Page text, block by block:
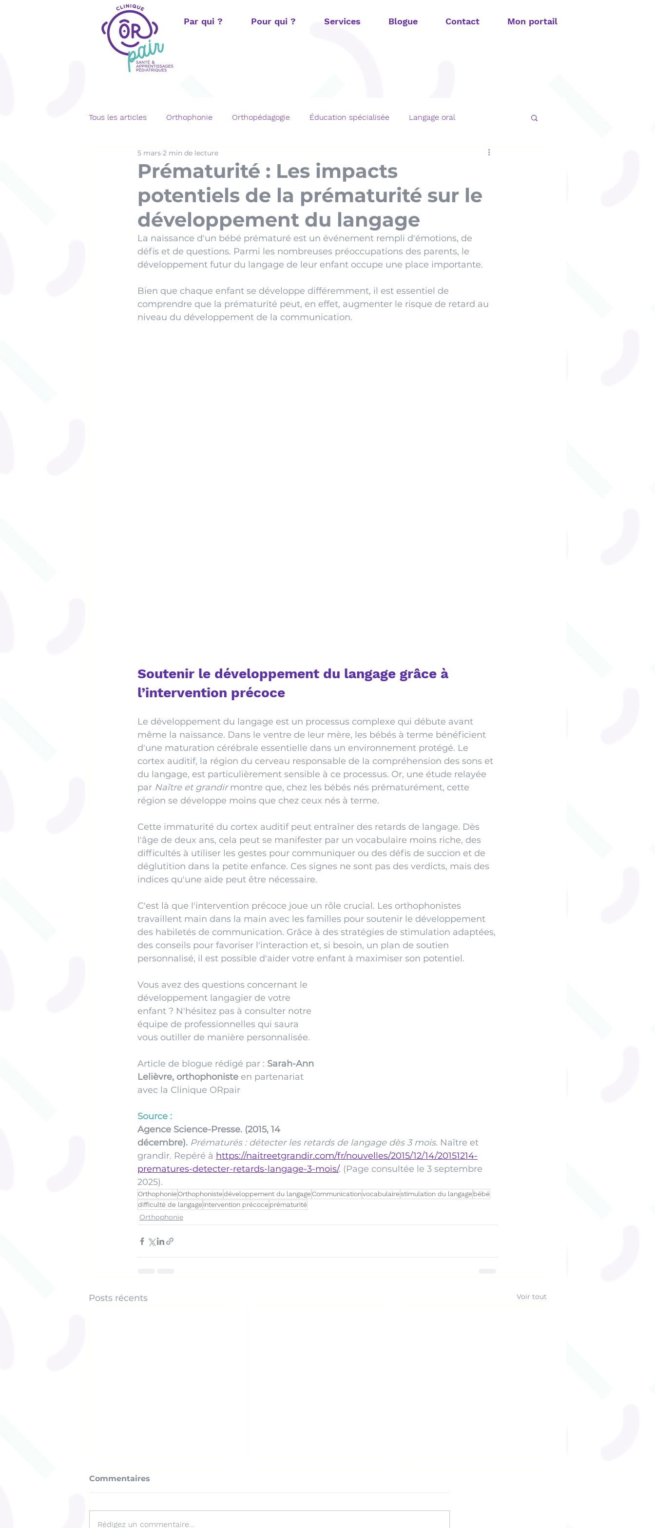
Par qui ? Pour qui ? Services Blogue Contact Mon portail
Tous les articles Orthophonie Orthopédagogie Éducation spécialisée Langage oral
Langage écrit Bégaiement TOM et apnée du sommeil
Orthophonie adulte Téléchargements gratuits
Prématurité : Les impacts
potentiels de la prématurité sur le
développement du langage
5 mars 2 min de lecture
La naissance d'un bébé prématuré est un événement rempli d'émotions, de
défis et de questions. Parmi les nombreuses préoccupations des parents, le
développement futur du langage de leur enfant occupe une place importante.
Bien que chaque enfant se développe différemment, il est essentiel de
comprendre que la prématurité peut, en effet, augmenter le risque de retard au
niveau du développement de la communication.
Soutenir le développement du langage grâce à
l’intervention précoce
Le développement du langage est un processus complexe qui débute avant
même la naissance. Dans le ventre de leur mère, les bébés à terme bénéficient
d'une maturation cérébrale essentielle dans un environnement protégé. Le
cortex auditif, la région du cerveau responsable de la compréhension des sons et
du langage, est particulièrement sensible à ce processus. Or, une étude relayée
par Naître et grandir montre que, chez les bébés nés prématurément, cette
région se développe moins que chez ceux nés à terme.
Cette immaturité du cortex auditif peut entraîner des retards de langage. Dès
l'âge de deux ans, cela peut se manifester par un vocabulaire moins riche, des
difficultés à utiliser les gestes pour communiquer ou des défis de succion et de
déglutition dans la petite enfance. Ces signes ne sont pas des verdicts, mais des
indices qu'une aide peut être nécessaire.
C'est là que l'intervention précoce joue un rôle crucial. Les orthophonistes
travaillent main dans la main avec les familles pour soutenir le développement
des habiletés de communication. Grâce à des stratégies de stimulation adaptées,
des conseils pour favoriser l'interaction et, si besoin, un plan de soutien
personnalisé, il est possible d'aider votre enfant à maximiser son potentiel.
Vous avez des questions concernant le
développement langagier de votre
enfant ? N'hésitez pas à consulter notre
équipe de professionnelles qui saura
vous outiller de manière personnalisée.
Article de blogue rédigé par : Sarah-Ann
Lelièvre, orthophoniste en partenariat
avec la Clinique ORpair
Source :
Agence Science-Presse. (2015, 14
décembre). Prématurés : détecter les retards de langage dès 3 mois. Naître et
grandir. Repéré à https://naitreetgrandir.com/fr/nouvelles/2015/12/14/20151214-
prematures-detecter-retards-langage-3-mois/. (Page consultée le 3 septembre
2025).
Orthophonie Orthophonistedéveloppement du langage Communicationvocabulairestimulation du langage bébé
difficulté de langage intervention précoce prématurité
Orthophonie
Posts récents Voir tout
Commentaires
Rédigez un commentaire...